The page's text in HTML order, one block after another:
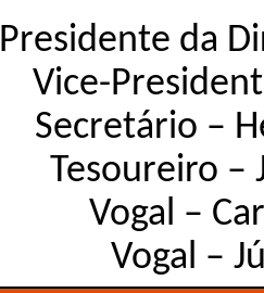
Presidente da
Vice-
Secretário –
Tesoureiro –
Vogal –
Vogal –